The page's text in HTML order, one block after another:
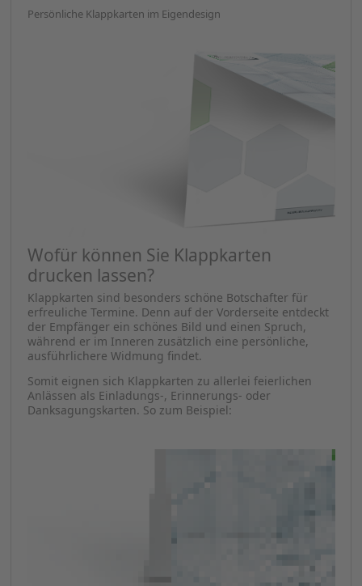
Persönliche Klappkarten im Eigendesign
Wofür können Sie Klappkarten
drucken lassen?
Klappkarten sind besonders schöne Botschafter für
erfreuliche Termine. Denn auf der Vorderseite entdeckt
der Empfänger ein schönes Bild und einen Spruch,
während er im Inneren zusätzlich eine persönliche,
ausführlichere Widmung findet.
Somit eignen sich Klappkarten zu allerlei feierlichen
Anlässen als Einladungs-, Erinnerungs- oder
Danksagungskarten. So zum Beispiel: